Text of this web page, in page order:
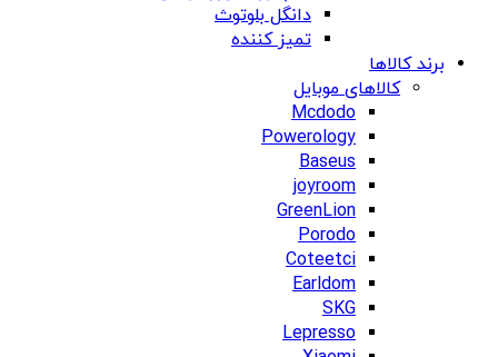
دانگل بلوتوث
تمیز کننده
برند کالاها
کالاهای موبایل
Mcdodo
Powerology
Baseus
joyroom
GreenLion
Porodo
Coteetci
Earldom
SKG
Lepresso